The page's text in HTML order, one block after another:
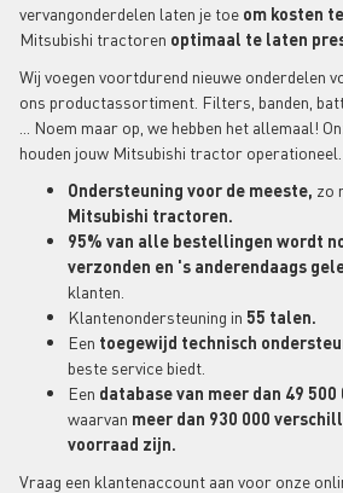
vervangonderdelen laten je toe om kosten
Mitsubishi tractoren optimaal te laten
Wij voegen voortdurend nieuwe onderdelen
ons productassortiment. Filters, banden,
... Noem maar op, we hebben het allemaal!
houden jouw Mitsubishi tractor operationeel.
Ondersteuning voor de meeste, zo
Mitsubishi tractoren.
95% van alle bestellingen wordt
verzonden en 's anderendaags
klanten.
Klantenondersteuning in 55 talen.
Een toegewijd technisch
beste service biedt.
Een database van meer dan 49
waarvan meer dan 930 000
voorraad zijn.
Vraag een klantenaccount aan voor onze